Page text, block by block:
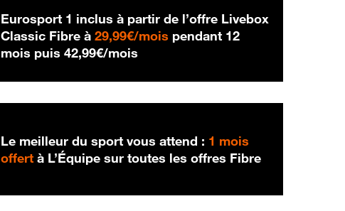
Eurosport 1 inclus à partir de l’offre Livebox
Classic Fibre à29,99€/mois 29,99 € par mois
pendant 12
mois puis42,99€/mois
Le meilleur du sport vous attend : 1 mois
offert à L’Équipe sur toutes les offres Fibre